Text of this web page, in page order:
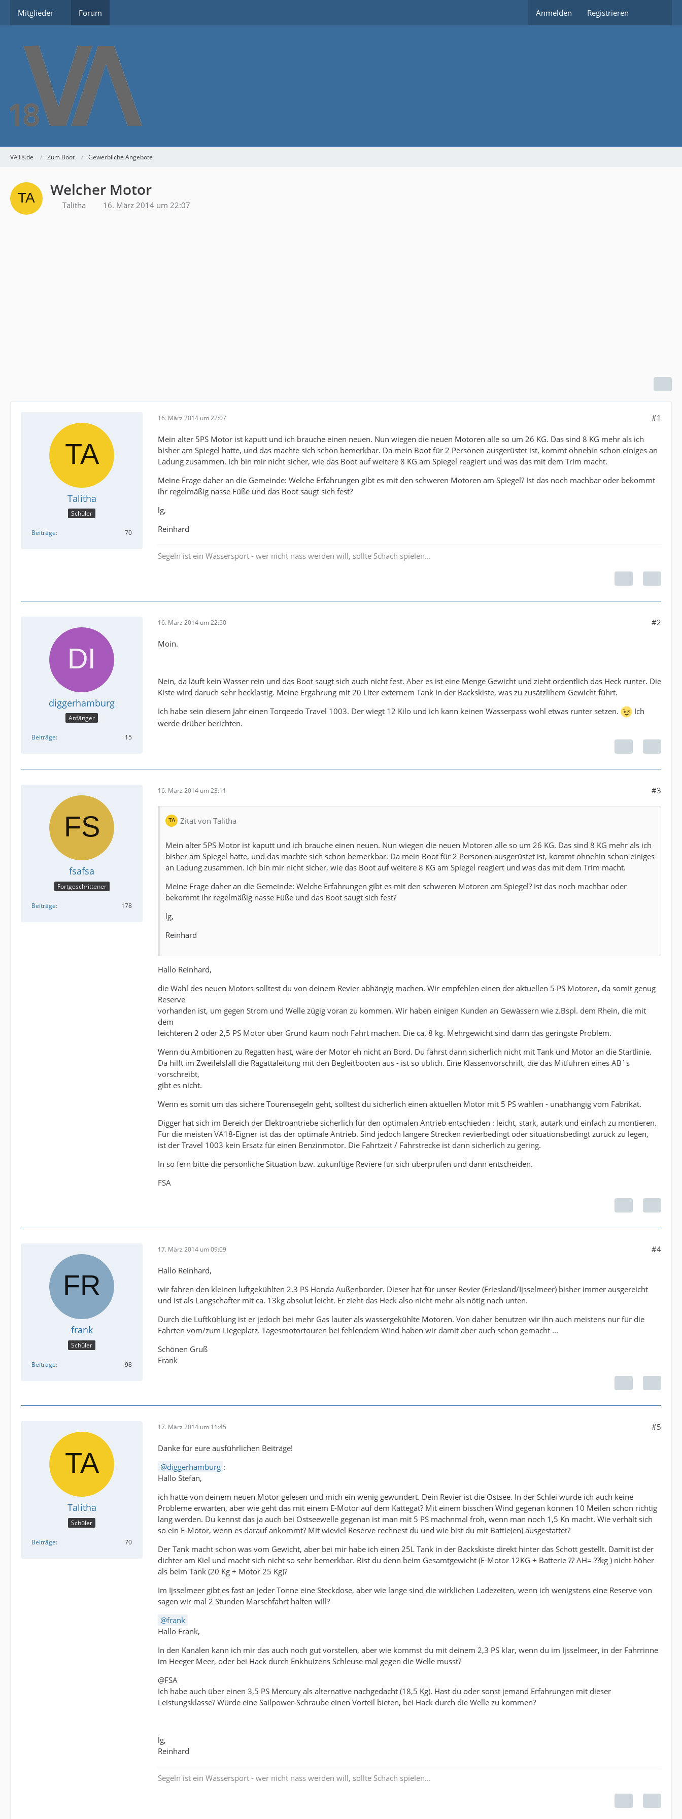
Mitglieder Forum Anmelden Registrieren
VA18.de Zum Boot Gewerbliche Angebote
Welcher Motor
Talitha 16. März 2014 um 22:07
Talitha
Schüler
Beiträge 70
16. März 2014 um 22:07 #1
Mein alter 5PS Motor ist kaputt und ich brauche einen neuen. Nun wiegen die neuen Motoren alle so um 26 KG. Das sind 8 KG mehr als ich
bisher am Spiegel hatte, und das machte sich schon bemerkbar. Da mein Boot für 2 Personen ausgerüstet ist, kommt ohnehin schon einiges an
Ladung zusammen. Ich bin mir nicht sicher, wie das Boot auf weitere 8 KG am Spiegel reagiert und was das mit dem Trim macht.
Meine Frage daher an die Gemeinde: Welche Erfahrungen gibt es mit den schweren Motoren am Spiegel? Ist das noch machbar oder bekommt
ihr regelmäßig nasse Füße und das Boot saugt sich fest?
lg,
Reinhard
Segeln ist ein Wassersport - wer nicht nass werden will, sollte Schach spielen...
diggerhamburg
Anfänger
Beiträge 15
16. März 2014 um 22:50 #2
Moin.
Nein, da läuft kein Wasser rein und das Boot saugt sich auch nicht fest. Aber es ist eine Menge Gewicht und zieht ordentlich das Heck runter. Die
Kiste wird daruch sehr hecklastig. Meine Ergahrung mit 20 Liter externem Tank in der Backskiste, was zu zusätzlihem Gewicht führt.
Ich habe sein diesem Jahr einen Torqeedo Travel 1003. Der wiegt 12 Kilo und ich kann keinen Wasserpass wohl etwas runter setzen.
Ich
werde drüber berichten.
fsafsa
Fortgeschrittener
Beiträge 178
16. März 2014 um 23:11 #3
Zitat von Talitha
Mein alter 5PS Motor ist kaputt und ich brauche einen neuen. Nun wiegen die neuen Motoren alle so um 26 KG. Das sind 8 KG mehr als ich
bisher am Spiegel hatte, und das machte sich schon bemerkbar. Da mein Boot für 2 Personen ausgerüstet ist, kommt ohnehin schon einiges
an Ladung zusammen. Ich bin mir nicht sicher, wie das Boot auf weitere 8 KG am Spiegel reagiert und was das mit dem Trim macht.
Meine Frage daher an die Gemeinde: Welche Erfahrungen gibt es mit den schweren Motoren am Spiegel? Ist das noch machbar oder
bekommt ihr regelmäßig nasse Füße und das Boot saugt sich fest?
lg,
Reinhard
Hallo Reinhard,
die Wahl des neuen Motors solltest du von deinem Revier abhängig machen. Wir empfehlen einen der aktuellen 5 PS Motoren, da somit genug
Reserve
vorhanden ist, um gegen Strom und Welle zügig voran zu kommen. Wir haben einigen Kunden an Gewässern wie z.Bspl. dem Rhein, die mit
dem
leichteren 2 oder 2,5 PS Motor über Grund kaum noch Fahrt machen. Die ca. 8 kg. Mehrgewicht sind dann das geringste Problem.
Wenn du Ambitionen zu Regatten hast, wäre der Motor eh nicht an Bord. Du fährst dann sicherlich nicht mit Tank und Motor an die Startlinie.
Da hilft im Zweifelsfall die Ragattaleitung mit den Begleitbooten aus - ist so üblich. Eine Klassenvorschrift, die das Mitführen eines AB`s
vorschreibt,
gibt es nicht.
Wenn es somit um das sichere Tourensegeln geht, solltest du sicherlich einen aktuellen Motor mit 5 PS wählen - unabhängig vom Fabrikat.
Digger hat sich im Bereich der Elektroantriebe sicherlich für den optimalen Antrieb entschieden : leicht, stark, autark und einfach zu montieren.
Für die meisten VA18-Eigner ist das der optimale Antrieb. Sind jedoch längere Strecken revierbedingt oder situationsbedingt zurück zu legen,
ist der Travel 1003 kein Ersatz für einen Benzinmotor. Die Fahrtzeit / Fahrstrecke ist dann sicherlich zu gering.
In so fern bitte die persönliche Situation bzw. zukünftige Reviere für sich überprüfen und dann entscheiden.
FSA
frank
Schüler
Beiträge 98
17. März 2014 um 09:09 #4
Hallo Reinhard,
wir fahren den kleinen luftgekühlten 2.3 PS Honda Außenborder. Dieser hat für unser Revier (Friesland/Ijsselmeer) bisher immer ausgereicht
und ist als Langschafter mit ca. 13kg absolut leicht. Er zieht das Heck also nicht mehr als nötig nach unten.
Durch die Luftkühlung ist er jedoch bei mehr Gas lauter als wassergekühlte Motoren. Von daher benutzen wir ihn auch meistens nur für die
Fahrten vom/zum Liegeplatz. Tagesmotortouren bei fehlendem Wind haben wir damit aber auch schon gemacht ...
Schönen Gruß
Frank
Talitha
Schüler
Beiträge 70
17. März 2014 um 11:45 #5
Danke für eure ausführlichen Beiträge!
diggerhamburg :
Hallo Stefan,
ich hatte von deinem neuen Motor gelesen und mich ein wenig gewundert. Dein Revier ist die Ostsee. In der Schlei würde ich auch keine
Probleme erwarten, aber wie geht das mit einem E-Motor auf dem Kattegat? Mit einem bisschen Wind gegenan können 10 Meilen schon richtig
lang werden. Du kennst das ja auch bei Ostseewelle gegenan ist man mit 5 PS machnmal froh, wenn man noch 1,5 Kn macht. Wie verhält sich
so ein E-Motor, wenn es darauf ankommt? Mit wieviel Reserve rechnest du und wie bist du mit Battie(en) ausgestattet?
Der Tank macht schon was vom Gewicht, aber bei mir habe ich einen 25L Tank in der Backskiste direkt hinter das Schott gestellt. Damit ist der
dichter am Kiel und macht sich nicht so sehr bemerkbar. Bist du denn beim Gesamtgewicht (E-Motor 12KG + Batterie ?? AH= ??kg ) nicht höher
als beim Tank (20 Kg + Motor 25 Kg)?
Im Ijsselmeer gibt es fast an jeder Tonne eine Steckdose, aber wie lange sind die wirklichen Ladezeiten, wenn ich wenigstens eine Reserve von
sagen wir mal 2 Stunden Marschfahrt halten will?
frank
Hallo Frank,
In den Kanälen kann ich mir das auch noch gut vorstellen, aber wie kommst du mit deinem 2,3 PS klar, wenn du im Ijsselmeer, in der Fahrrinne
im Heeger Meer, oder bei Hack durch Enkhuizens Schleuse mal gegen die Welle musst?
@FSA
Ich habe auch über einen 3,5 PS Mercury als alternative nachgedacht (18,5 Kg). Hast du oder sonst jemand Erfahrungen mit dieser
Leistungsklasse? Würde eine Sailpower-Schraube einen Vorteil bieten, bei Hack durch die Welle zu kommen?
lg,
Reinhard
Segeln ist ein Wassersport - wer nicht nass werden will, sollte Schach spielen...